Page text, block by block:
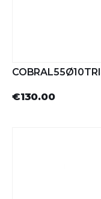
€130.00